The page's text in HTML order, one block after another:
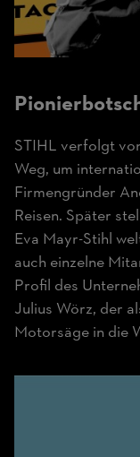
STIHL verfolgt
Weg, um
Firmengründer
Reisen. Später
Eva Mayr-Stihl
auch einzelne
Profil des
Julius Wörz, der
Motorsäge in die